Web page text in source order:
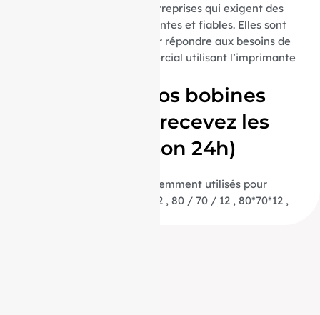
parfaites pour toutes les entreprises qui exigent des
impressions de reçus fréquentes et fiables. Elles sont
spécialement adaptées pour répondre aux besoins de
tout environnement commercial utilisant l’imprimante
Commandez vos bobines
aujourd’hui et recevez les
demain (livraison 24h)
(Termes de recherche fréquemment utilisés pour
trouver ce produit : 80/70/12 , 80 / 70 / 12 , 80*70*12 ,